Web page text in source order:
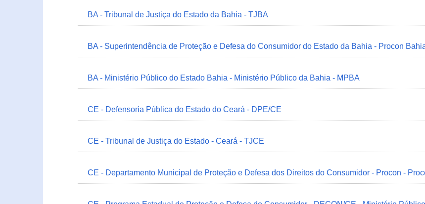
BA - Tribunal de Justiça do Estado da Bahia - TJBA
BA - Superintendência de Proteção e Defesa do Consumidor do Estado da Bahia - Procon
BA - Ministério Público do Estado Bahia - Ministério Público da Bahia - MPBA
CE - Defensoria Pública do Estado do Ceará - DPE/CE
CE - Tribunal de Justiça do Estado - Ceará - TJCE
CE - Departamento Municipal de Proteção e Defesa dos Direitos do Consumidor - Procon -